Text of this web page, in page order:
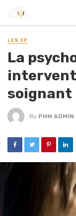
LES 3P
La
soignant
By PHM ADMIN